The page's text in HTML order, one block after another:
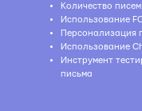
Количество
Использование
Персонализация
Использование
Инструмент
письма